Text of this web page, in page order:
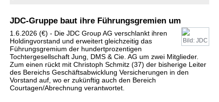
JDC-Gruppe baut ihre Führungsgremien um
Bild: JDC
1.6.2026 (€) - Die JDC Group AG verschlankt ihren
Holdingvorstand und erweitert gleichzeitig das
Führungsgremium der hundertprozentigen
Tochtergesellschaft Jung, DMS & Cie. AG um zwei Mitglieder.
Zum einen rückt mit Christoph Schmitz (37) der bisherige Leiter
des Bereichs Geschäftsabwicklung Versicherungen in den
Vorstand auf, wo er zukünftig auch den Bereich
Courtagen/Abrechnung verantwortet.